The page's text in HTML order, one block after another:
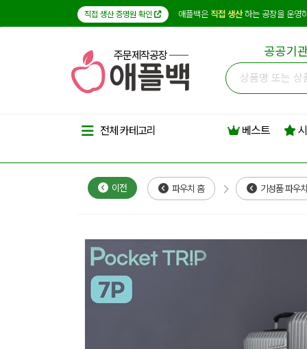
직접 생산 증명원 확인 애플백은 직접 생산하는 공장을 운영
주문제작공장 공공기
전체 카테고리 베스트
이전 파우치 홈 기성품 파우치